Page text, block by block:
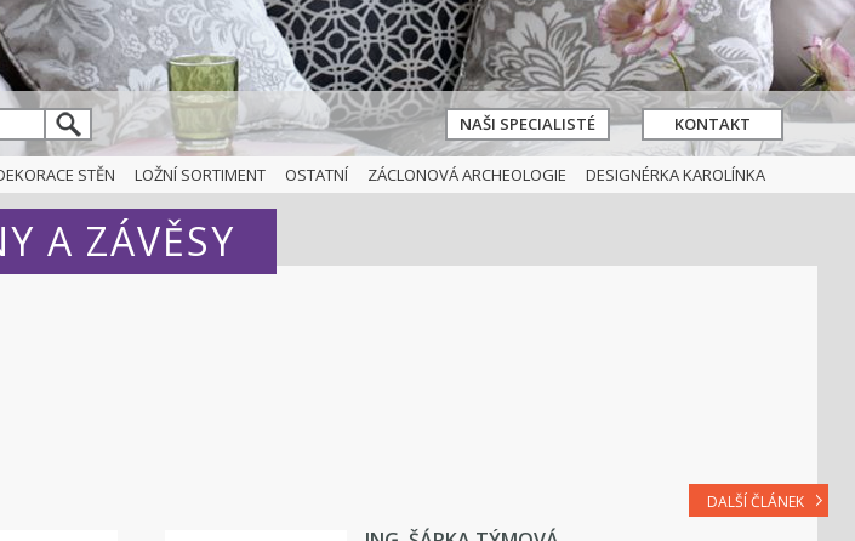
NAŠI SPECIALISTÉ KONTAKT
STĚN LOŽNÍ SORTIMENT OSTATNÍ ZÁCLONOVÁ ARCHEOLOGIE DESIGNÉRKA KAROLÍNKA
A ZÁVĚSY
DALŠÍ ČLÁNEK